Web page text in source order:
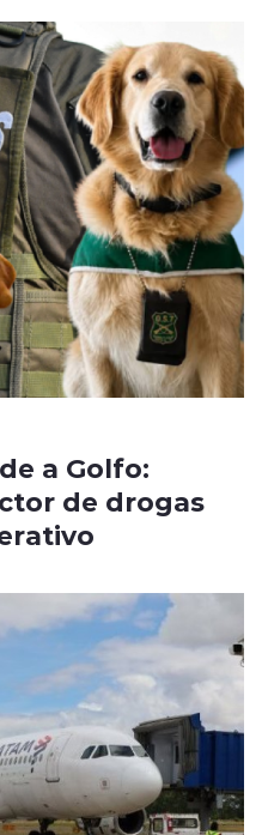
a Golfo:
de drogas